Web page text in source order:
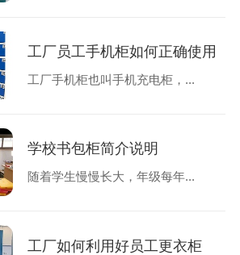
工厂员工手机柜如何正确使用
工厂手机柜也叫手机充电柜，...
学校书包柜简介说明
随着学生慢慢长大，年级每年...
工厂如何利用好员工更衣柜